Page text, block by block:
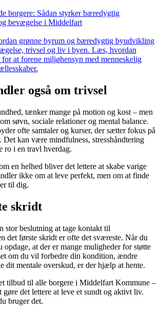
borgere: Sådan styrker bæredygtig
bevægelse i Middelfart
grønne byrum og bæredygtig byudvikling
trivsel og liv i byen. Læs, hvordan
at forene miljøhensyn med menneskelig
også om trivsel
tænker mange på motion og kost – men
søvn, sociale relationer og mental balance.
ofte samtaler og kurser, der sætter fokus på
Det kan være mindfulness, stresshåndtering
ro i en travl hverdag.
en helhed bliver det lettere at skabe varige
ikke om at leve perfekt, men om at finde
til dig.
skridt
stor beslutning at tage kontakt til
det første skridt er ofte det sværeste. Når du
at der er mange muligheder for støtte
om du vil forbedre din kondition, ændre
dit mentale overskud, er der hjælp at hente.
tilbud til alle borgere i Middelfart Kommune –
gøre det lettere at leve et sundt og aktivt liv.
bruger det.